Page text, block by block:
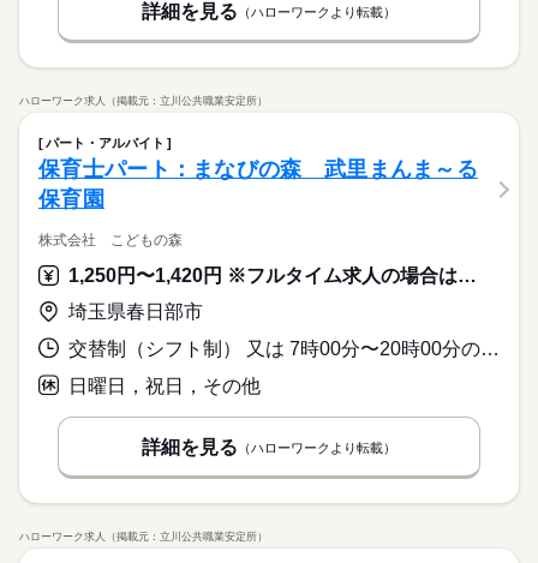
詳細を見る （ハローワークより転載）
ハローワーク求人（掲載元：立川公共職業安定所）
パート・アルバイト
保育士パート：まなびの森 武里まんま～る
保育園
株式会社 こどもの森
1,250円〜1,420円 ※フルタイム求人の場合は月額（換算額）、パート求人の場合は時間額を表示しています。
埼玉県春日部市
交替制（シフト制） 又は 7時00分〜20時00分の時間の間の5時間以上
日曜日，祝日，その他
詳細を見る （ハローワークより転載）
ハローワーク求人（掲載元：立川公共職業安定所）